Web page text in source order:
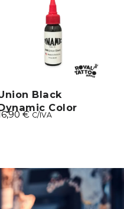
Black
Color
€ C/IVA